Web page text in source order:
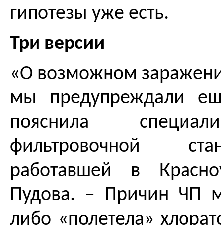
гипотезы уже есть.
Три версии
«О возможном
мы предупреждали
пояснила
фильтровочной
работавшей в
Пудова. – Причин ЧП
либо «полетела»